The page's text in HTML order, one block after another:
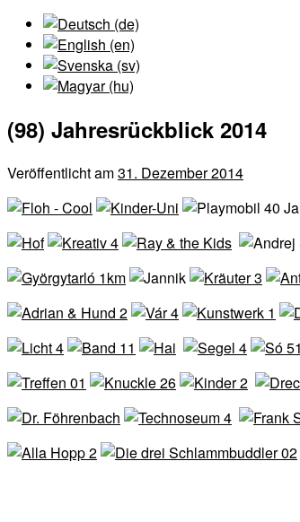
(98) Jahresrückblick 2014
Veröffentlicht am31. Dezember 2014